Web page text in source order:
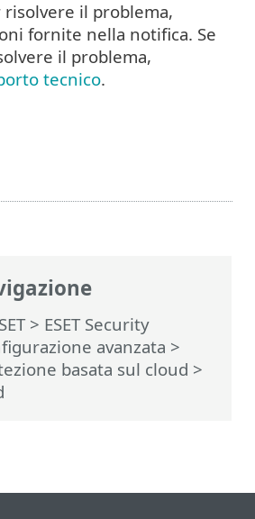
> ESET Security
avanzata >
basata sul cloud >
risolvere il problema,
fornite nella notifica. Se
il problema,
tecnico.